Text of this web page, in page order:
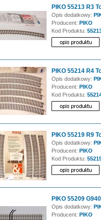
PIKO 55213 R3
Opis dodatkowy:
Producent: PIKO
Kod Produktu:
PIKO 55214 R4
Opis dodatkowy:
Producent: PIKO
Kod Produktu:
PIKO 55219 R9
Opis dodatkowy:
Producent: PIKO
Kod Produktu:
PIKO 55209
Opis dodatkowy:
Producent: PIKO